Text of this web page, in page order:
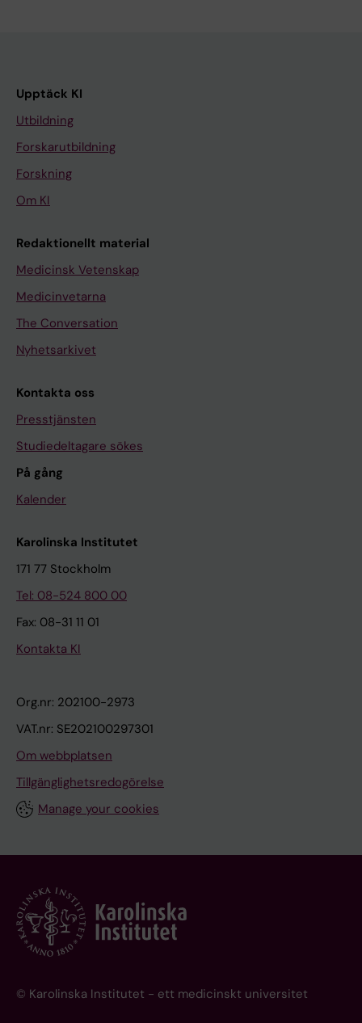
Upptäck KI
Utbildning
Forskarutbildning
Forskning
Om KI
Redaktionellt material
Medicinsk Vetenskap
Medicinvetarna
The Conversation
Nyhetsarkivet
Kontakta oss
Presstjänsten
Studiedeltagare sökes
På gång
Kalender
Karolinska Institutet
171 77 Stockholm
Tel: 08-524 800 00
Fax: 08-31 11 01
Kontakta KI
Org.nr: 202100-2973
VAT.nr: SE202100297301
Om webbplatsen
Tillgänglighetsredogörelse
Manage your cookies
© Karolinska Institutet - ett medicinskt universitet